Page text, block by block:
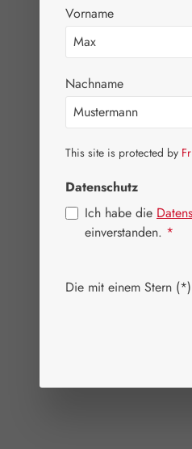
Vorname
Nachname
This site is protected by
Datenschutz
Ich habe die
einverstanden. *
Die mit einem Stern